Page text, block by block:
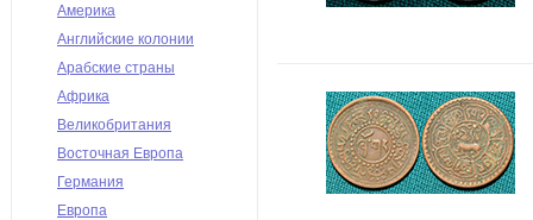
Америка
Английские колонии
Арабские страны
Африка
Великобритания
Восточная Европа
Германия
Европа